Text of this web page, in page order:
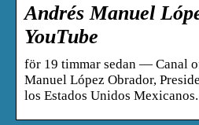
Andrés Manuel
YouTube
för 19 timmar sedan — Canal
Manuel López Obrador,
los Estados Unidos Mexicanos.